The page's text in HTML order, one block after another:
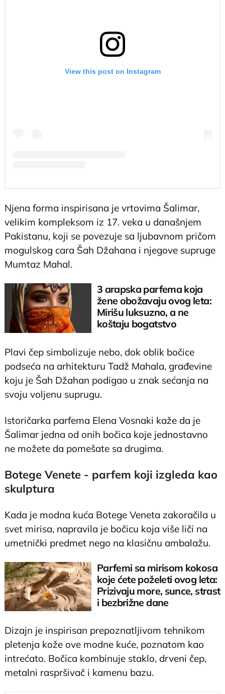
View this post on Instagram
Njena forma inspirisana je vrtovima Šalimar,
velikim kompleksom iz 17. veka u današnjem
Pakistanu, koji se povezuje sa ljubavnom pričom
mogulskog cara Šah Džahana i njegove supruge
Mumtaz Mahal.
3 arapska parfema koja
žene obožavaju ovog leta:
Mirišu luksuzno, a ne
koštaju bogatstvo
Plavi čep simbolizuje nebo, dok oblik bočice
podseća na arhitekturu Tadž Mahala, građevine
koju je Šah Džahan podigao u znak sećanja na
svoju voljenu suprugu.
Istoričarka parfema Elena Vosnaki kaže da je
Šalimar jedna od onih bočica koje jednostavno
ne možete da pomešate sa drugima.
Botege Venete - parfem koji izgleda kao
skulptura
Kada je modna kuća Botege Veneta zakoračila u
svet mirisa, napravila je bočicu koja više liči na
umetnički predmet nego na klasičnu ambalažu.
Parfemi sa mirisom kokosa
koje ćete poželeti ovog leta:
Prizivaju more, sunce, strast
i bezbrižne dane
Dizajn je inspirisan prepoznatljivom tehnikom
pletenja kože ove modne kuće, poznatom kao
intrećato. Bočica kombinuje staklo, drveni čep,
metalni raspršivač i kamenu bazu.